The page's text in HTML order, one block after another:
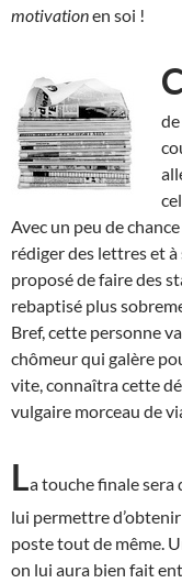
motivationen soi !
Avec un peu de
rédiger des lettres et
proposé de faire des
rebaptisé plus
Bref, cette personne
chômeur qui galère
vite, connaîtra cette
vulgaire morceau de
La touche finale sera
lui permettre
poste tout de même.
on lui aura bien fait